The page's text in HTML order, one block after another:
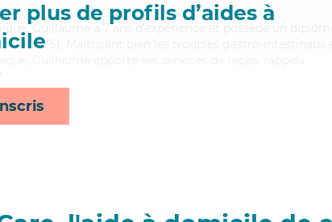
plus de profils d’aides à
Guillaume a 7 ans d'expérience et possède un diplôme
(DEAVS). Maitrisant bien les troubles gastro-intestinaux et